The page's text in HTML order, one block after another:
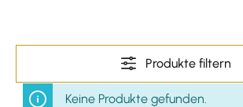
Produkte filtern
Keine Produkte gefunden.